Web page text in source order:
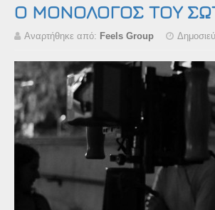
Ο ΜΟΝΟΛΟΓΟΣ ΤΟΥ
Αναρτήθηκε από: Feels Group